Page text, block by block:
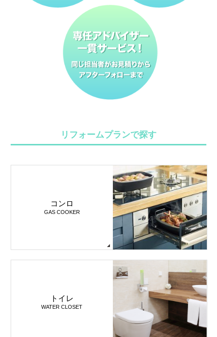
リフォームプランで探す
コンロ
GAS COOKER
トイレ
WATER CLOSET